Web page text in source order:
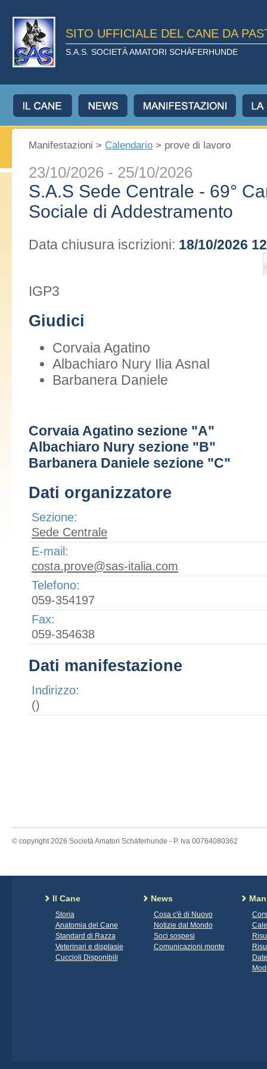
SITO UFFICIALE DEL CANE DA
S.A.S. SOCIETÀ AMATORI SCHÄFERHUNDE
Manifestazioni > Calendario > prove di lavoro
23/10/2026 - 25/10/2026
S.A.S Sede Centrale - 69°
Sociale di Addestramento
Data chiusura iscrizioni: 18/10/2026
IGP3
Giudici
Corvaia Agatino
Albachiaro Nury Ilia Asnal
Barbanera Daniele
Corvaia Agatino sezione "A"
Albachiaro Nury sezione "B"
Barbanera Daniele sezione "C"
Dati organizzatore
Sezione:
Sede Centrale
E-mail:
costa.prove@sas-italia.com
Telefono:
059-354197
Fax:
059-354638
Dati manifestazione
Indirizzo:
()
© copyright 2026 Società Amatori Schäferhunde - P. Iva 00764080362
Il Cane
Storia
Anatomia del Cane
Standard di Razza
Veterinari e displasie
Cuccioli Disponibili
News
Cosa c'è di Nuovo
Notizie dal Mondo
Soci sospesi
Comunicazioni monte